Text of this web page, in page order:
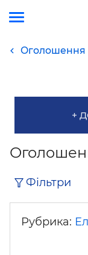
Оголошення
+
Фільтри
Рубрика: